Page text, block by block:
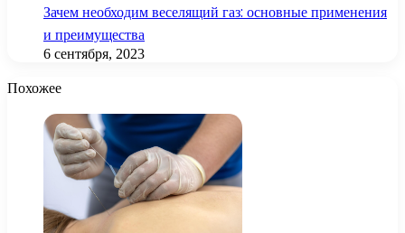
Зачем необходим веселящий газ: основные применения
и преимущества
6 сентября, 2023
Похожее